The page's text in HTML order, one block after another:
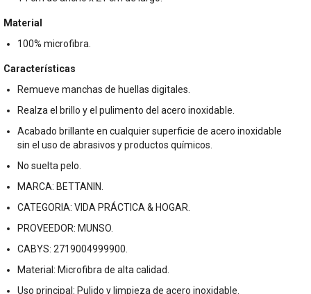
Material
100% microfibra.
Características
Remueve manchas de huellas digitales.
Realza el brillo y el pulimento del acero inoxidable.
Acabado brillante en cualquier superficie de acero inoxidable
sin el uso de abrasivos y productos químicos.
No suelta pelo.
MARCA: BETTANIN.
CATEGORIA: VIDA PRÁCTICA & HOGAR.
PROVEEDOR: MUNSO.
CABYS: 2719004999900.
Material: Microfibra de alta calidad.
Uso principal: Pulido y limpieza de acero inoxidable.